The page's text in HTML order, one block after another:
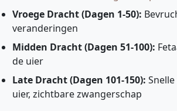
Vroege Dracht (Dagen 1-50):
veranderingen
Midden Dracht (Dagen 51-100):
de uier
Late Dracht (Dagen 101-150):
uier, zichtbare zwangerschap